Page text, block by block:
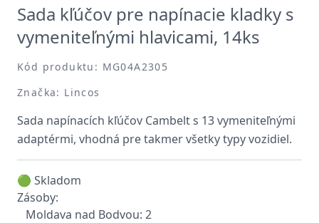
Sada kľúčov pre napínacie kladky s
vymeniteľnými hlavicami, 14ks
Kód produktu: MG04A2305
Značka: Lincos
Sada napínacích kľúčov Cambelt s 13 vymeniteľnými
adaptérmi, vhodná pre takmer všetky typy vozidiel.
🟢 Skladom
Zásoby:
Moldava nad Bodvou: 2